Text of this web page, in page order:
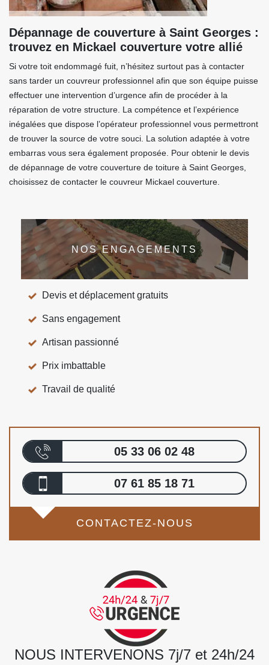
Dépannage de couverture à Saint Georges :
trouvez en Mickael couverture votre allié
Si votre toit endommagé fuit, n’hésitez surtout pas à contacter
sans tarder un couvreur professionnel afin que son équipe puisse
effectuer une intervention d’urgence afin de procéder à la
réparation de votre structure. La compétence et l’expérience
inégalées que dispose l’opérateur professionnel vous permettront
de trouver la source de votre souci. La solution adaptée à votre
embarras vous sera également proposée. Pour obtenir le devis
de dépannage de votre couverture de toiture à Saint Georges,
choisissez de contacter le couvreur Mickael couverture.
NOS ENGAGEMENTS
Devis et déplacement gratuits
Sans engagement
Artisan passionné
Prix imbattable
Travail de qualité
05 33 06 02 48
07 61 85 18 71
CONTACTEZ-NOUS
NOUS INTERVENONS 7j/7 et 24h/24